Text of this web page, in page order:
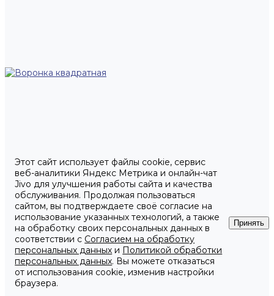
Этот сайт использует файлы cookie, сервис
веб-аналитики Яндекс Метрика и онлайн-чат
Jivo для улучшения работы сайта и качества
обслуживания. Продолжая пользоваться
сайтом, вы подтверждаете своё согласие на
использование указанных технологий, а также
на обработку своих персональных данных в
соответствии с Согласием на обработку
персональных данных и Политикой обработки
персональных данных. Вы можете отказаться
от использования cookie, изменив настройки
браузера.
Принять